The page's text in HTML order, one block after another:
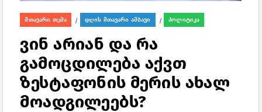
მთავარი თემა / დღის მთავარი ამბავი / პოლიტიკა
ვინ არიან და რა
გამოცდილება აქვთ
ზესტაფონის მერის ახალ
მოადგილეებს?